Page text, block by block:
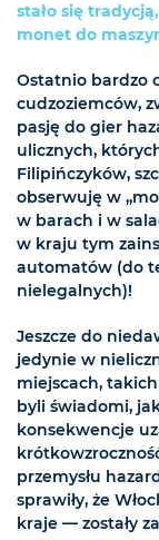
stało się
monet do
Ostatnio bardzo
cudzoziemców,
pasję do gier
ulicznych,
Filipińczyków,
obserwuję w
w barach i w
w kraju tym
automatów (do
nielegalnych)!
Jeszcze do
jedynie w
miejscach,
byli świadomi,
konsekwencje
przemysłu
sprawiły, że
kraje — zostały